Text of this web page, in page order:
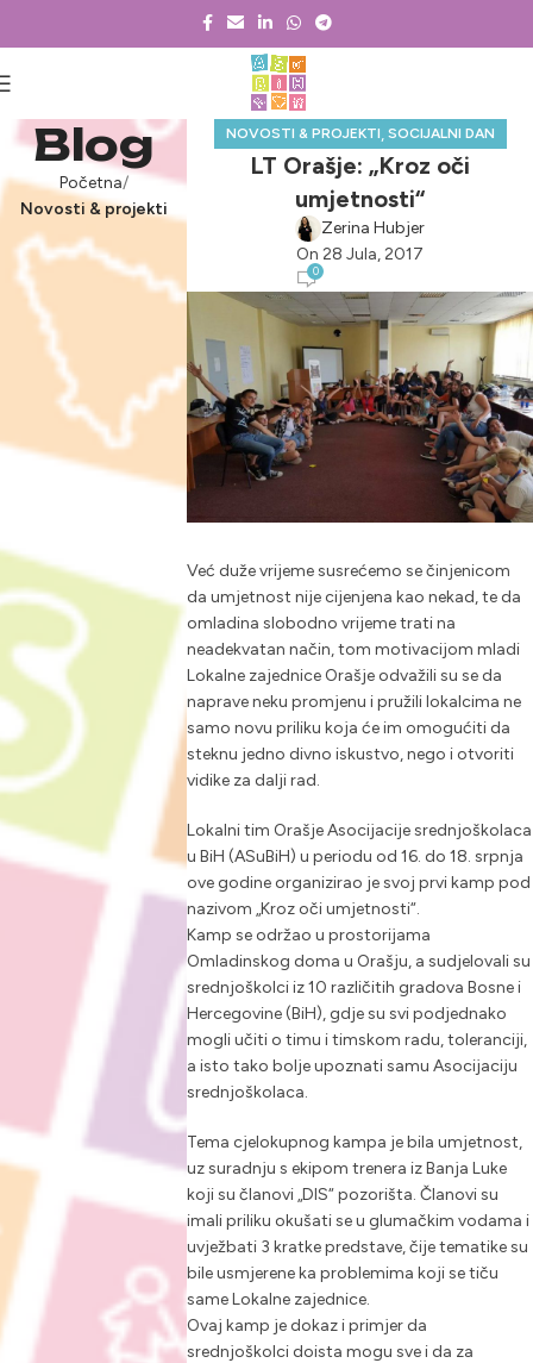
Blog
Početna
Novosti & projekti
NOVOSTI & PROJEKTI, SOCIJALNI DAN
LT Orašje: „Kroz oči
umjetnosti“
Zerina Hubjer
On 28 Jula, 2017
0
Već duže vrijeme susrećemo se činjenicom
da umjetnost nije cijenjena kao nekad, te da
omladina slobodno vrijeme trati na
neadekvatan način, tom motivacijom mladi
Lokalne zajednice Orašje odvažili su se da
naprave neku promjenu i pružili lokalcima ne
samo novu priliku koja će im omogućiti da
steknu jedno divno iskustvo, nego i otvoriti
vidike za dalji rad.
Lokalni tim Orašje Asocijacije srednjoškolaca
u BiH (ASuBiH) u periodu od 16. do 18. srpnja
ove godine organizirao je svoj prvi kamp pod
nazivom „Kroz oči umjetnosti“.
Kamp se održao u prostorijama
Omladinskog doma u Orašju, a sudjelovali su
srednjoškolci iz 10 različitih gradova Bosne i
Hercegovine (BiH), gdje su svi podjednako
mogli učiti o timu i timskom radu, toleranciji,
a isto tako bolje upoznati samu Asocijaciju
srednjoškolaca.
Tema cjelokupnog kampa je bila umjetnost,
uz suradnju s ekipom trenera iz Banja Luke
koji su članovi „DIS“ pozorišta. Članovi su
imali priliku okušati se u glumačkim vodama i
uvježbati 3 kratke predstave, čije tematike su
bile usmjerene ka problemima koji se tiču
same Lokalne zajednice.
Ovaj kamp je dokaz i primjer da
srednjoškolci doista mogu sve i da za